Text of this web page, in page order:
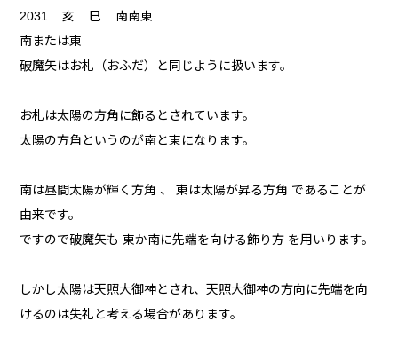
2031 亥 巳 南南東
南または東
破魔矢はお札（おふだ）と同じように扱います。
お札は太陽の方角に飾るとされています。
太陽の方角というのが南と東になります。
南は昼間太陽が輝く方角 、 東は太陽が昇る方角 であることが
由来です。
ですので破魔矢も 東か南に先端を向ける飾り方 を用いります。
しかし太陽は天照大御神とされ、天照大御神の方向に先端を向
けるのは失礼と考える場合があります。